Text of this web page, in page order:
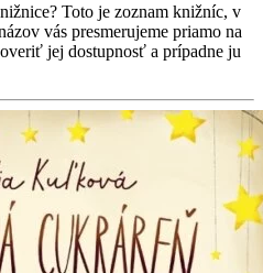
Toto je zoznam knižníc, v
vás presmerujeme priamo na
jej dostupnosť a prípadne ju